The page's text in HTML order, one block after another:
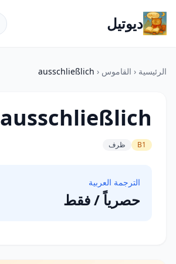
ديوتيل
الرئيسية ‹ القاموس ‹
ausschließlich
ausschließlich
B1 ظرف
الترجمة العربية
حصرياً / فقط